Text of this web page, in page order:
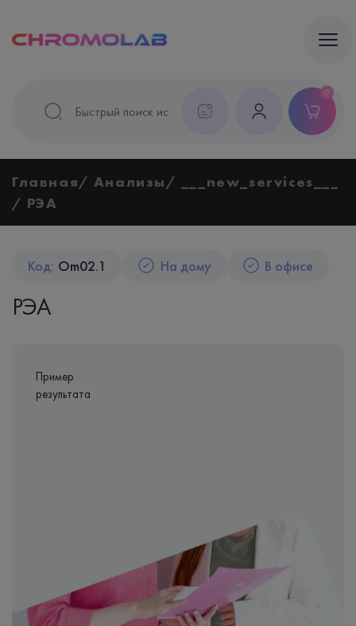
0
Главная Анализы
___new_services___
РЭА
Код: Om02.1 На дому В офисе
РЭА
Пример
результата